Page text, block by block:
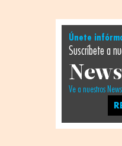
Únete
Suscríbete a
Ve a nuestros